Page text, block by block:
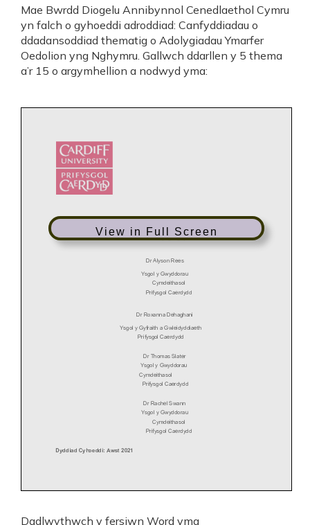
Mae Bwrdd Diogelu Annibynnol Cenedlaethol Cymru
yn falch o gyhoeddi adroddiad: Canfyddiadau o
ddadansoddiad thematig o Adolygiadau Ymarfer
Oedolion yng Nghymru. Gallwch ddarllen y 5 thema
a’r 15 o argymhellion a nodwyd yma:
View in Full Screen
Dadlwythwch y fersiwn Word yma